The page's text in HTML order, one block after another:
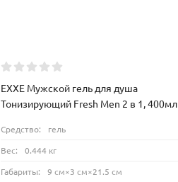
EXXE Мужской гель для душа
Тонизирующий Fresh Men 2 в 1, 400мл
Средство:
гель
Вес:
0.444 кг
Габариты:
9 см×3 см×21.5 см